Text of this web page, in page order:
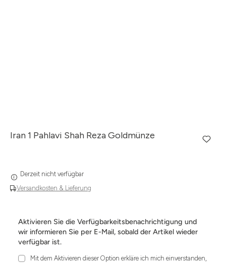
Iran 1 Pahlavi Shah Reza Goldmünze
Versandkosten & Lieferung
Derzeit nicht verfügbar
Aktivieren Sie die Verfügbarkeitsbenachrichtigung und
wir informieren Sie per E-Mail, sobald der Artikel wieder
verfügbar ist.
Mit dem Aktivieren dieser Option erkläre ich mich einverstanden,